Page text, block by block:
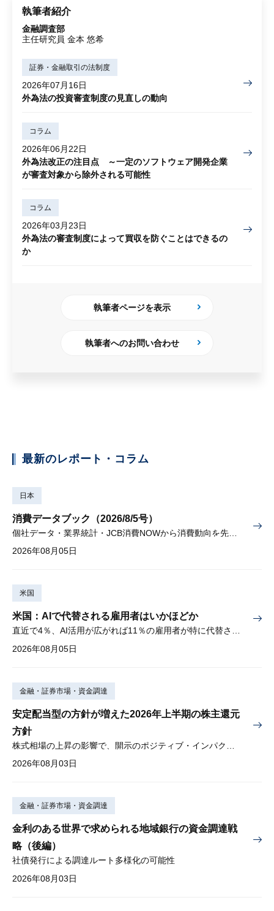
執筆者紹介
金融調査部
主任研究員 金本 悠希
証券・金融取引の法制度
2026年07月16日
外為法の投資審査制度の見直しの動向
コラム
2026年06月22日
外為法改正の注目点 ～一定のソフトウェア開発企業
が審査対象から除外される可能性
コラム
2026年03月23日
外為法の審査制度によって買収を防ぐことはできるの
か
執筆者ページを表示
執筆者へのお問い合わせ
最新のレポート・コラム
日本
消費データブック（2026/8/5号）
2026年08月05日
米国
米国：AIで代替される雇用者はいかほどか
直近で4％、AI活用が広がれば11％の雇用者が特に代替されやすい
2026年08月05日
金融・証券市場・資金調達
安定配当型の方針が増えた2026年上半期の株主還元
方針
2026年08月03日
金融・証券市場・資金調達
金利のある世界で求められる地域銀行の資金調達戦
略（後編）
社債発行による調達ルート多様化の可能性
2026年08月03日